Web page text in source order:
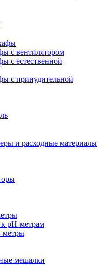
с вентилятором
с естественной
с принудительной
и расходные материалы
pH-метрам
метры
мешалки